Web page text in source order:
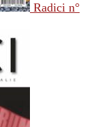
Radici n°